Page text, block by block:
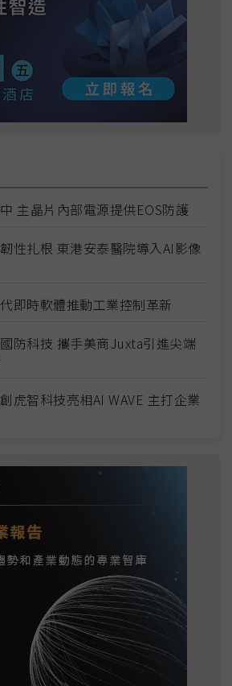
主晶片內部電源提供EOS防護
性扎根 東港安泰醫院導入AI影像
即時軟體推動工業控制革新
防科技 攜手美商Juxta引進尖端
虎智科技亮相AI WAVE 主打企業